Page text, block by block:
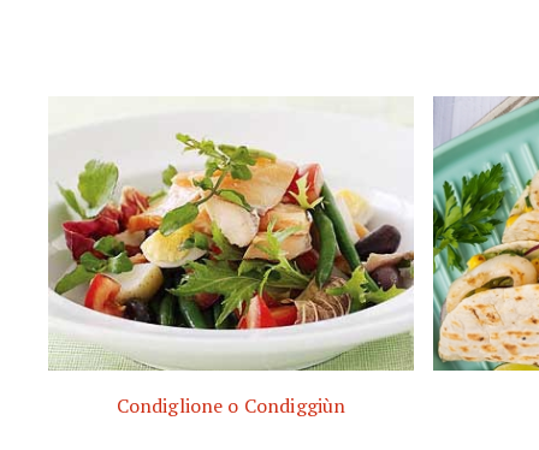
Condiglione o Condiggiùn